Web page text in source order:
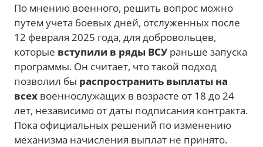
По мнению военного, решить вопрос можно
путем учета боевых дней, отслуженных после
12 февраля 2025 года, для добровольцев,
которые вступили в ряды ВСУ раньше запуска
программы. Он считает, что такой подход
позволил бы распространить выплаты на
всех военнослужащих в возрасте от 18 до 24
лет, независимо от даты подписания контракта.
Пока официальных решений по изменению
механизма начисления выплат не принято.